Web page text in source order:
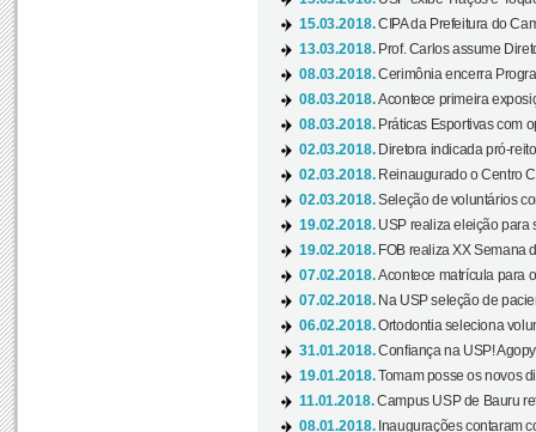
15.03.2018.CIPA da Prefeitura do
13.03.2018. Prof. Carlos assume
08.03.2018.Cerimônia encerra
08.03.2018.Acontece primeira
08.03.2018. Práticas Esportivas com
02.03.2018. Diretora indicada pró-
02.03.2018. Reinaugurado o Centro
02.03.2018.Seleção de voluntários
19.02.2018. USP realiza eleição para
19.02.2018. FOB realiza XX Semana
07.02.2018.Acontece matrícula para
07.02.2018. Na USP seleção de
06.02.2018.Ortodontia seleciona
31.01.2018.Confiança na USP!
19.01.2018.Tomam posse os novos
11.01.2018.Campus USP de Bauru
08.01.2018. Inaugurações contaram